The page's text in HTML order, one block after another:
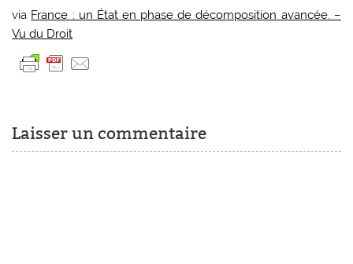
via France : un État en phase de décomposition avancée. –
Vu du Droit
Laisser un commentaire